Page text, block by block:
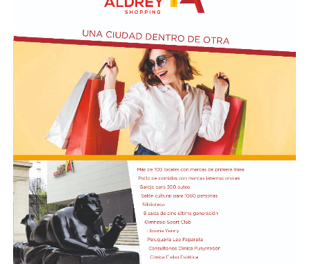
En relación al Ciclo Mes de la Niñez, este viernes 7 de
agosto a las 17:30 se presentarán “Los cuentos de
Charo” y la narración de poesías populares infantiles a
cargo de María del Rosario Gerez Martínez.
En tanto, el viernes 21 a las 17:30 se desarrollará “El
Cerebro Mágico: construyendo preguntas, respuestas y
circuitos”, a cargo de María Paula Algote. Se trata de un
taller práctico de arte, ciencia y tecnología en el que al
finalizar cada participante se lleva su propia creación
terminada. Es una actividad arancelada (incluye
materiales) destinada a niños a partir de los 6 años.